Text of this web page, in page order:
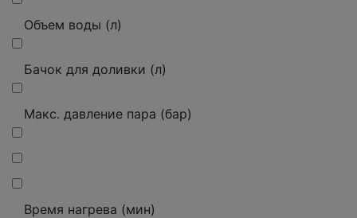
Объем воды (л)
Бачок для доливки (л)
Макс. давление пара (бар)
Время нагрева (мин)